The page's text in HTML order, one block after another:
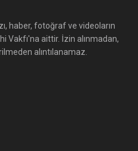
haber, fotoğraf ve videoların
Vakfı'na aittir. İzin alınmadan,
alıntılanamaz.